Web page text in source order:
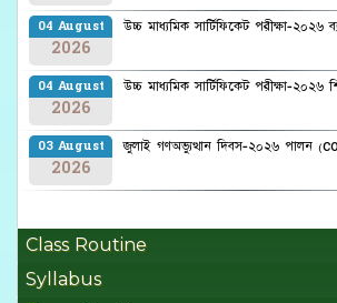
04 August
2026
উচ্চ মাধ্যমিক সার্টিফিকেট পরীক্ষা-২০২৬
04 August
2026
উচ্চ মাধ্যমিক সার্টিফিকেট পরীক্ষা-২০২৬
03 August
2026
জুলাই গণঅভ্যুত্থান দিবস-২০২৬ পালন
Class Routine
Syllabus